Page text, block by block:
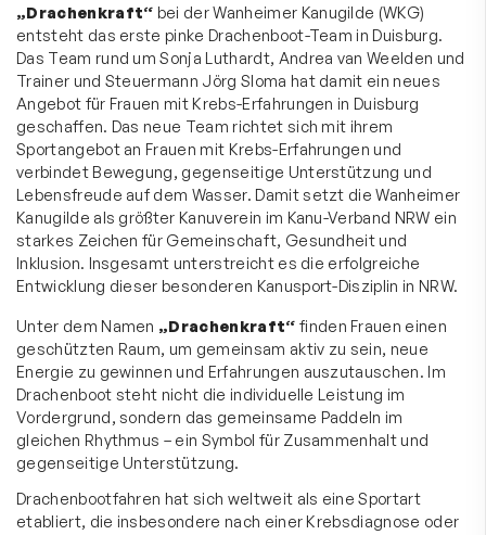
„Drachenkraft“ bei der Wanheimer Kanugilde (WKG)
entsteht das erste pinke Drachenboot-Team in Duisburg.
Das Team rund umSonja Luthardt, Andrea van Weelden und
Trainer und Steuermann Jörg Sloma hat damit ein neues
Angebot für Frauen mit Krebs-Erfahrungen in Duisburg
geschaffen. Das neue Team richtet sich mit ihrem
Sportangebot an Frauen mit Krebs-Erfahrungen und
verbindet Bewegung, gegenseitige Unterstützung und
Lebensfreude auf dem Wasser. Damit setzt die Wanheimer
Kanugilde als größter Kanuverein im Kanu-Verband NRW ein
starkes Zeichen für Gemeinschaft, Gesundheit und
Inklusion. Insgesamt unterstreicht es die erfolgreiche
Entwicklung dieser besonderen Kanusport-Disziplin in NRW.
Unter dem Namen „Drachenkraft“ finden Frauen einen
geschützten Raum, um gemeinsam aktiv zu sein, neue
Energie zu gewinnen und Erfahrungen auszutauschen. Im
Drachenboot steht nicht die individuelle Leistung im
Vordergrund, sondern das gemeinsame Paddeln im
gleichen Rhythmus – ein Symbol für Zusammenhalt und
gegenseitige Unterstützung.
Drachenbootfahren hat sich weltweit als eine Sportart
etabliert, die insbesondere nach einer Krebsdiagnose oder